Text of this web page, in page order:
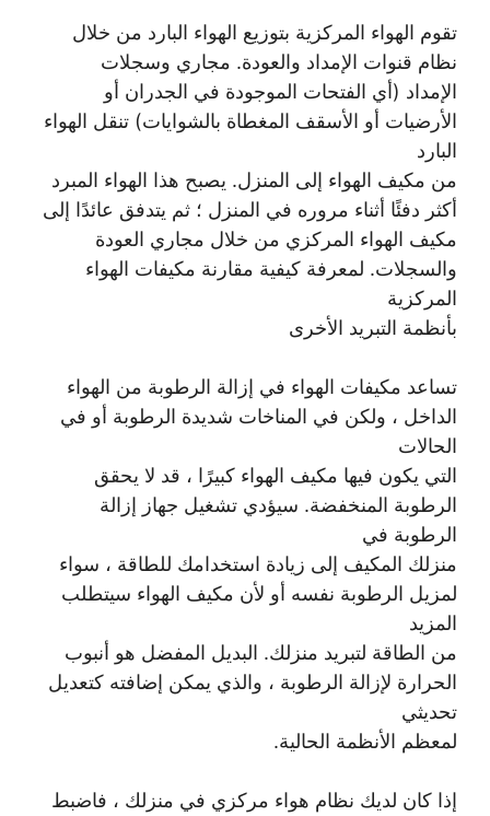
تقوم الهواء المركزية بتوزيع الهواء البارد من خلال
نظام قنوات الإمداد والعودة. مجاري وسجلات
الإمداد (أي الفتحات الموجودة في الجدران أو
الأرضيات أو الأسقف المغطاة بالشوايات) تنقل الهواء
البارد
من مكيف الهواء إلى المنزل. يصبح هذا الهواء المبرد
أكثر دفئًا أثناء مروره في المنزل ؛ ثم يتدفق عائدًا إلى
مكيف الهواء المركزي من خلال مجاري العودة
والسجلات. لمعرفة كيفية مقارنة مكيفات الهواء
المركزية
بأنظمة التبريد الأخرى
تساعد مكيفات الهواء في إزالة الرطوبة من الهواء
الداخل ، ولكن في المناخات شديدة الرطوبة أو في
الحالات
التي يكون فيها مكيف الهواء كبيرًا ، قد لا يحقق
الرطوبة المنخفضة. سيؤدي تشغيل جهاز إزالة
الرطوبة في
منزلك المكيف إلى زيادة استخدامك للطاقة ، سواء
لمزيل الرطوبة نفسه أو لأن مكيف الهواء سيتطلب
المزيد
من الطاقة لتبريد منزلك. البديل المفضل هو أنبوب
الحرارة لإزالة الرطوبة ، والذي يمكن إضافته كتعديل
تحديثي
لمعظم الأنظمة الحالية.
إذا كان لديك نظام هواء مركزي في منزلك ، فاضبط